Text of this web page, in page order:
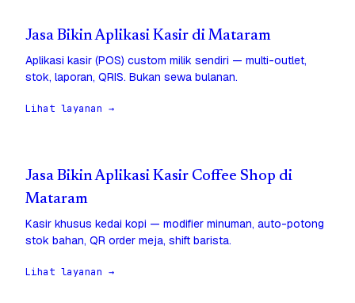
Jasa Bikin Aplikasi Kasir di Mataram
Aplikasi kasir (POS) custom milik sendiri — multi-outlet,
stok, laporan, QRIS. Bukan sewa bulanan.
Lihat layanan →
Jasa Bikin Aplikasi Kasir Coffee Shop di
Mataram
Kasir khusus kedai kopi — modifier minuman, auto-potong
stok bahan, QR order meja, shift barista.
Lihat layanan →